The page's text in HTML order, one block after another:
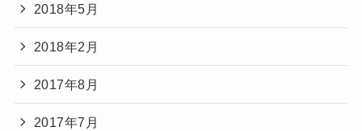
2018年5月
2018年2月
2017年8月
2017年7月